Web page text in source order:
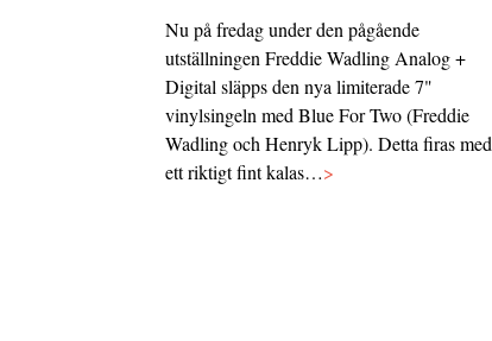
Nu på fredag under den pågående
utställningen Freddie Wadling Analog +
Digital släpps den nya limiterade 7"
vinylsingeln med Blue For Two (Freddie
Wadling och Henryk Lipp). Detta firas med
ett riktigt fint kalas…>